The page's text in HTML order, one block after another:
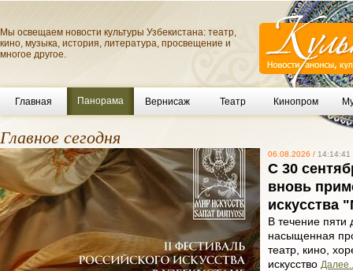
Мы освещаем новости культуры Узбекистана: театр,
кино, музыка, история, литература, просвещение и
многое другое.
Главная Панорама Вернисаж Театр Кинопром
Главное сегодня
06.08.2026 / 14:14:41
С 30
вновь
искусства
В течение пяти
насыщенная
театр, кино,
искусство